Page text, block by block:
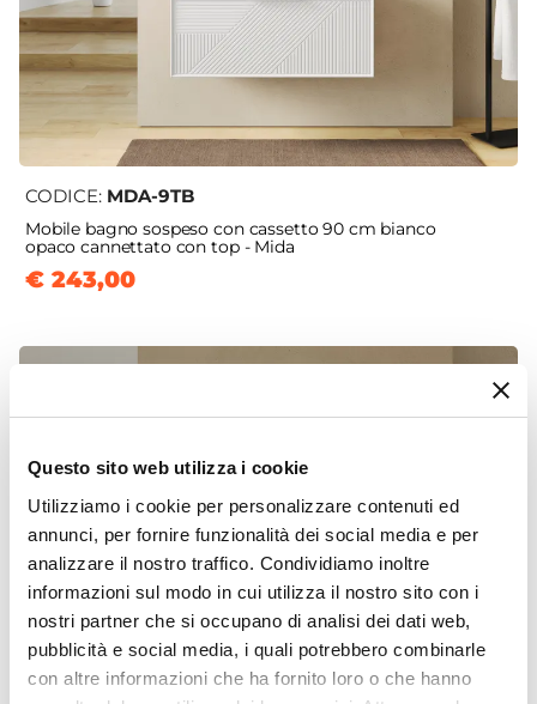
Questo sito web utilizza i cookie
Utilizziamo i cookie per personalizzare contenuti ed
annunci, per fornire funzionalità dei social media e per
analizzare il nostro traffico. Condividiamo inoltre
informazioni sul modo in cui utilizza il nostro sito con i
nostri partner che si occupano di analisi dei dati web,
pubblicità e social media, i quali potrebbero combinarle
con altre informazioni che ha fornito loro o che hanno
CODICE: MDA-9TB
Mobile bagno sospeso con cassetto 90 cm bianco
opaco cannettato con top - Mida
€ 243,00